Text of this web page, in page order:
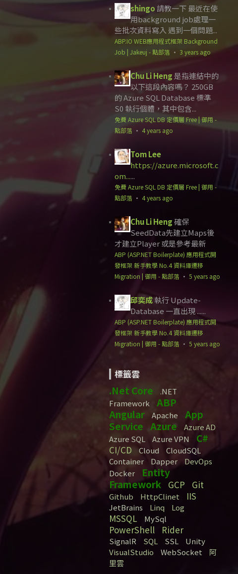
shingo 請教一下 最近在使
用background job處理一
些批次資料寫入 遇到一個問題...
ABP.IO WEB應用程式框架 Background
Job | Jakeuj - 點部落 · 3 years ago
Chu Li Heng 是指連結中的
以下這段內容嗎？ 250GB
的 Azure SQL Database 標準
S0 執行個體，其中包含...
免費 Azure SQL DB 定價層 Free | 御用 -
點部落 · 4 years ago
Tom Lee
https://azure.microsoft.c
om......
免費 Azure SQL DB 定價層 Free | 御用 -
點部落 · 4 years ago
Chu Li Heng 確保
SeedData先建立Maps後
才建立Player 或是參考最新
ABP (ASP.NET Boilerplate) 應用程式開
發框架 新手教學 No.4 資料庫遷移
Migration | 御用 - 點部落 ·5 years ago
邱奕成執行 Update-
Database 一直出現 ......
ABP (ASP.NET Boilerplate) 應用程式開
發框架 新手教學 No.4 資料庫遷移
Migration | 御用 - 點部落 ·5 years ago
標籤雲
.Net Core
.NET
Framework
ABP
Angular
Apache
App
Service Azure
Azure AD
Azure SQL
Azure VPN C#
CI/CD Cloud
CloudSQL
Container
Dapper
DevOps
Docker
Entity
Framework GCP Git
Github HttpClinet IIS
JetBrains Linq Log
MSSQL MySql
PowerShell Rider
SignalR SQL SSL
Unity
VisualStudio
WebSocket
阿
里雲